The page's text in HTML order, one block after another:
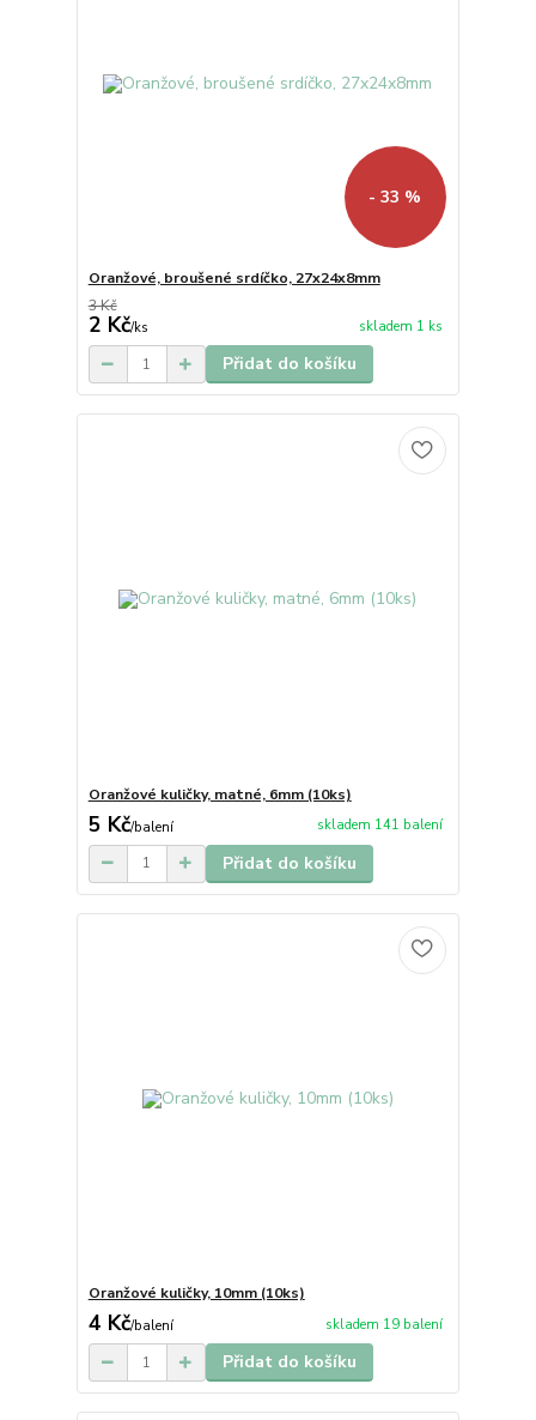
- 33 %
Oranžové, broušené srdíčko, 27x24x8mm
3 Kč
2 Kč/ks skladem 1 ks
Přidat do košíku
Oranžové kuličky, matné, 6mm (10ks)
5 Kč/balení skladem 141 balení
Přidat do košíku
Oranžové kuličky, 10mm (10ks)
4 Kč/balení skladem 19 balení
Přidat do košíku